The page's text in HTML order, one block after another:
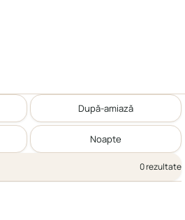
După-amiază
Noapte
0 rezultate